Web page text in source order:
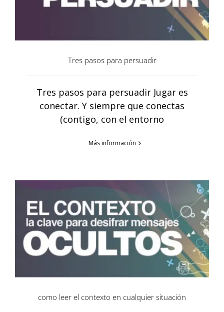
Tres pasos para persuadir
Tres pasos para persuadir Jugar es
conectar. Y siempre que conectas
(contigo, con el entorno
Más información
como leer el contexto en cualquier situación